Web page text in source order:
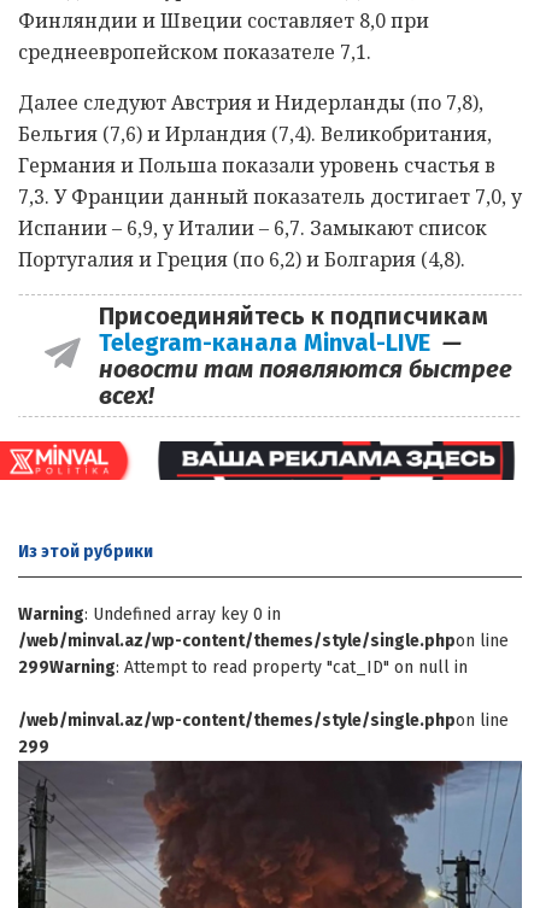
Финляндии и Швеции составляет 8,0 при
среднеевропейском показателе 7,1.
Далее следуют Австрия и Нидерланды (по 7,8),
Бельгия (7,6) и Ирландия (7,4). Великобритания,
Германия и Польша показали уровень счастья в
7,3. У Франции данный показатель достигает 7,0, у
Испании – 6,9, у Италии – 6,7. Замыкают список
Португалия и Греция (по 6,2) и Болгария (4,8).
Присоединяйтесь к подписчикам
Telegram-канала Minval-LIVE —
новости там появляются быстрее
всех!
Из этой рубрики
Warning: Undefined array key 0 in
/web/minval.az/wp-content/themes/style/single.phpon line
299Warning: Attempt to read property "cat_ID" on null in
/web/minval.az/wp-content/themes/style/single.phpon line
299